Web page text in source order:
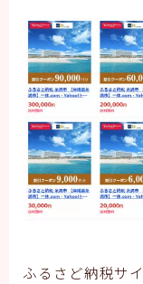
ふるさど納税サ